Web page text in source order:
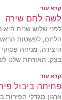
קרא עוד
לשה לחם שירה
לפני שלוש שנים
הלחם, לפשטות
היצירה. מניחה
בצק. האורחת שלנו
קרא עוד
פחיתה ביבול
ארגון מגדלי